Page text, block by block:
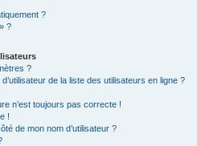
?
?
?
de la liste des utilisateurs en ligne ?
n’est toujours pas correcte !
!
de mon nom d’utilisateur ?